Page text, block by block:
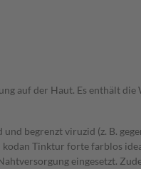
auf der Haut. Es enthält
begrenzt viruzid (z. B.
Tinktur forte farblos
eingesetzt.